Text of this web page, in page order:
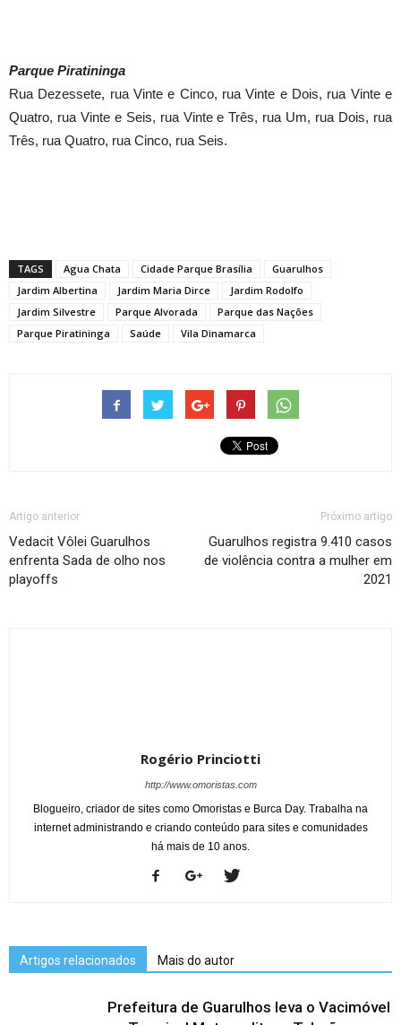
Parque Piratininga
Rua Dezessete, rua Vinte e Cinco, rua Vinte e Dois, rua Vinte e
Quatro, rua Vinte e Seis, rua Vinte e Três, rua Um, rua Dois, rua
Três, rua Quatro, rua Cinco, rua Seis.
TAGS Agua Chata Cidade Parque Brasília
Guarulhos
Jardim Albertina
Jardim Maria Dirce
Jardim Rodolfo
Jardim Silvestre
Parque Alvorada
Parque das Nações
Parque Piratininga
Saúde Vila Dinamarca
Artigo anterior
Vedacit Vôlei Guarulhos
enfrenta Sada de olho nos
playoffs
Próximo artigo
Guarulhos registra 9.410 casos
de violência contra a mulher em
2021
Rogério Princiotti
http://www.omoristas.com
Blogueiro, criador de sites como Omoristas e Burca Day. Trabalha na
internet administrando e criando conteúdo para sites e comunidades
há mais de 10 anos.
Artigos relacionados Mais do autor
Prefeitura de Guarulhos leva o Vacimóvel